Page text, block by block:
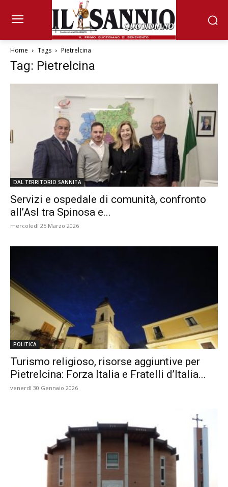
Home Tags Pietrelcina
Tag: Pietrelcina
DAL TERRITORIO SANNITA
Servizi e ospedale di comunità, confronto
all’Asl tra Spinosa e...
mercoledì 25 Marzo 2026
POLITICA
Turismo religioso, risorse aggiuntive per
Pietrelcina: Forza Italia e Fratelli d’Italia...
venerdì 30 Gennaio 2026